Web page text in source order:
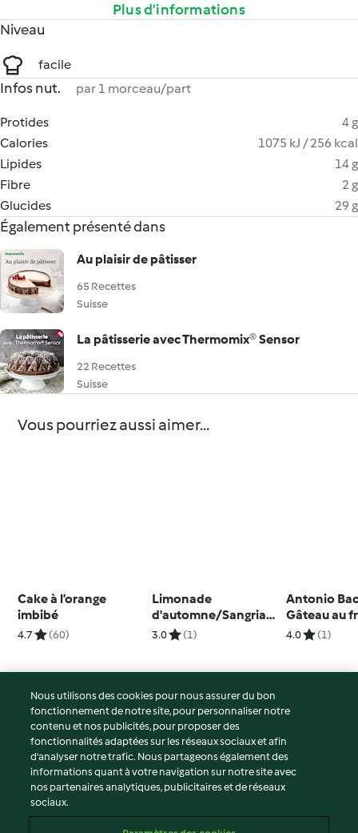
Plus d’informations
Niveau
facile
Infos nut. par 1 morceau/part
Protides
4 g
Calories
1075 kJ / 256 kcal
Lipides
14 g
Fibre
2 g
Glucides
29 g
Également présenté dans
Au plaisir de pâtisser
65 Recettes
Suisse
La pâtisserie avec Thermomix® Sensor
22 Recettes
Suisse
Vous pourriez aussi aimer...
Cake à l’orange
imbibé
4.7 (60)
Limonade
d'automne/Sangria
vierge
3.0 (1)
Antonio
Gâteau au
la crème
4.0 (1)
© Copyright 2026
Conditions d'utilisation
Politique de confidentialité
Non-responsabilité
Mentions légales
Nous utilisons des cookies pour nous assurer du bon
fonctionnement de notre site, pour personnaliser notre
contenu et nos publicités, pour proposer des
fonctionnalités adaptées sur les réseaux sociaux et afin
d’analyser notre trafic. Nous partageons également des
informations quant à votre navigation sur notre site avec
nos partenaires analytiques, publicitaires et de réseaux
sociaux.